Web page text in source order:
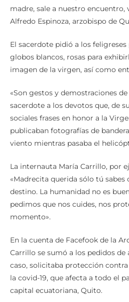
madre, sale a nuestro encuentro,
Alfredo Espinoza, arzobispo de
El sacerdote pidió a los
globos blancos, rosas para
imagen de la virgen, así como
«Son gestos y demostraciones
sacerdote a los devotos que, de
sociales frases en honor a la
publicaban fotografías de
viento mientras pasaba el
La internauta María Carrillo, por
«Madrecita querida sólo tú sabes
destino. La humanidad no es
pedimos que nos cuides, nos
momento».
En la cuenta de Facefook de la
Carrillo se sumó a los pedidos de
caso, solicitaba protección
la covid-19, que afecta a todo el
capital ecuatoriana, Quito.